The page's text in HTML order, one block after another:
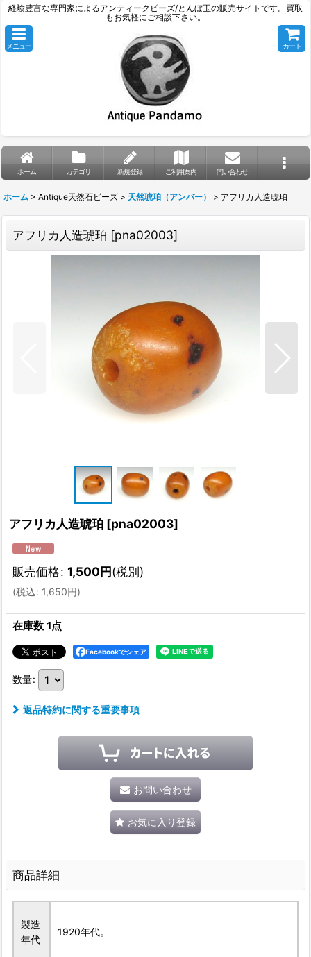
経験豊富な専門家によるアンティークビーズ/とんぼ玉の販売サイトです。買取
もお気軽にご相談下さい。
メニュー カート
ホーム カテゴリ 新規登録 ご利用案内 問い合わせ
ホーム > Antique天然石ビーズ > 天然琥珀（アンバー） > アフリカ人造琥珀
アフリカ人造琥珀 [pna02003]
アフリカ人造琥珀 [pna02003]
販売価格: 1,500円(税別)
(税込: 1,650円)
在庫数 1点
Facebookでシェア
数量:
返品特約に関する重要事項
お問い合わせ
お気に入り登録
商品詳細
製造
年代
1920年代。